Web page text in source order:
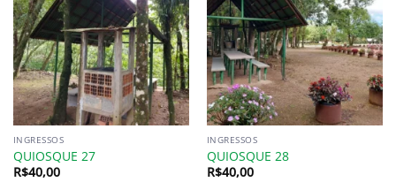
INGRESSOS
QUIOSQUE 27
R$40,00
INGRESSOS
QUIOSQUE 28
R$40,00